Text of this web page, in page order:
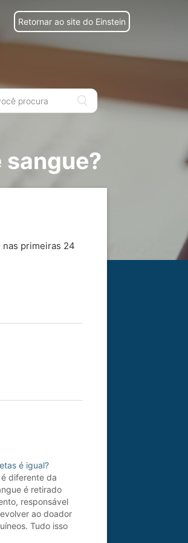
Retornar ao site do Einstein
primeiras 24
é igual?
diferente da
é retirado
responsável
ao doador
Tudo isso
e segura. A